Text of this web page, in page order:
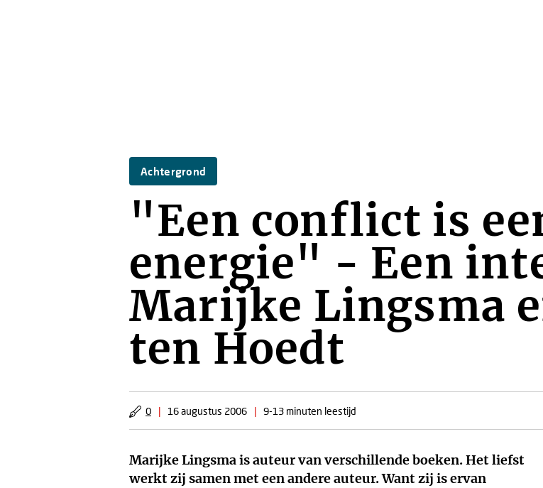
Achtergrond
"Een conflict is
energie" - Een
Marijke Lingsma
ten Hoedt
0 | 16 augustus 2006 | 9-13 minuten leestijd
Marijke Lingsma is auteur van verschillende boeken. Het liefst
werkt zij samen met een andere auteur. Want zij is ervan